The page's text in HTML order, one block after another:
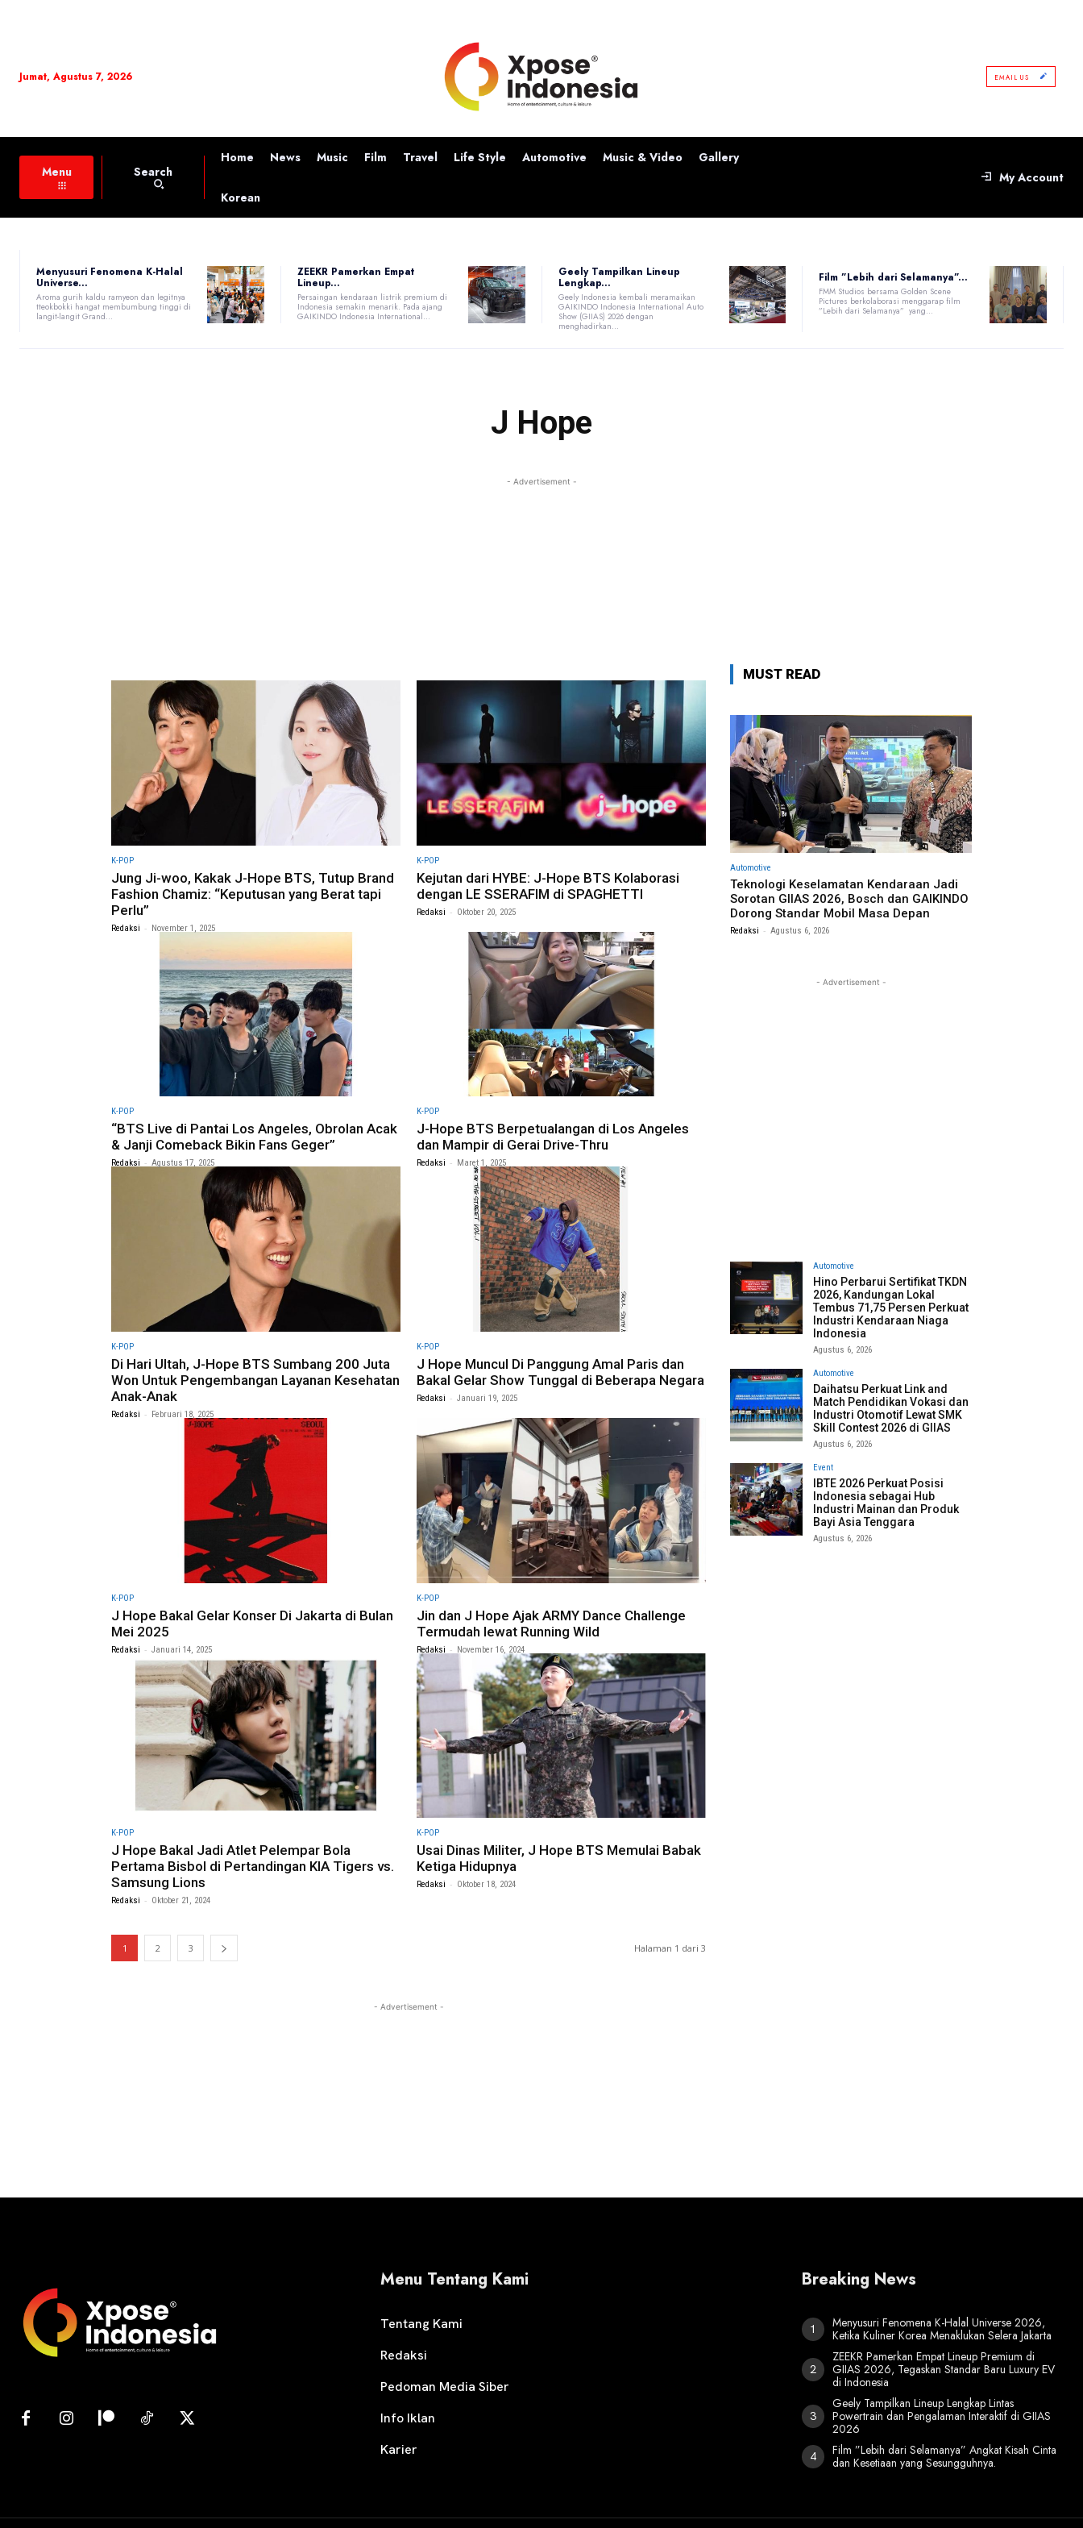
Jumat, Agustus 7, 2026 EMAIL US
Menu Search
Home News Music Film Travel Life Style Automotive Music & Video Gallery
Korean
My Account
Menyusuri Fenomena K-Halal
Universe...
Aroma gurih kaldu ramyeon dan legitnya
tteokbokki hangat membumbung tinggi di
langit-langit Grand...
ZEEKR Pamerkan Empat
Lineup...
Persaingan kendaraan listrik premium di
Indonesia semakin menarik. Pada ajang
GAIKINDO Indonesia International...
Geely Tampilkan Lineup
Lengkap...
Geely Indonesia kembali meramaikan
GAIKINDO Indonesia International Auto
Show (GIIAS) 2026 dengan
menghadirkan...
Film ”Lebih dari Selamanya”...
FMM Studios bersama Golden Scene
Pictures berkolaborasi menggarap film
”Lebih dari Selamanya” yang...
J Hope
- Advertisement -
K-POP
Jung Ji-woo, Kakak J-Hope BTS, Tutup Brand
Fashion Chamiz: “Keputusan yang Berat tapi
Perlu”
Redaksi - November 1, 2025
K-POP
Kejutan dari HYBE: J-Hope BTS Kolaborasi
dengan LE SSERAFIM di SPAGHETTI
Redaksi - Oktober 20, 2025
K-POP
“BTS Live di Pantai Los Angeles, Obrolan Acak
& Janji Comeback Bikin Fans Geger”
Redaksi - Agustus 17, 2025
K-POP
J-Hope BTS Berpetualangan di Los Angeles
dan Mampir di Gerai Drive-Thru
Redaksi - Maret 1, 2025
K-POP
Di Hari Ultah, J-Hope BTS Sumbang 200 Juta
Won Untuk Pengembangan Layanan Kesehatan
Anak-Anak
Redaksi - Februari 18, 2025
K-POP
J Hope Muncul Di Panggung Amal Paris dan
Bakal Gelar Show Tunggal di Beberapa Negara
Redaksi - Januari 19, 2025
K-POP
J Hope Bakal Gelar Konser Di Jakarta di Bulan
Mei 2025
Redaksi - Januari 14, 2025
K-POP
Jin dan J Hope Ajak ARMY Dance Challenge
Termudah lewat Running Wild
Redaksi - November 16, 2024
K-POP
J Hope Bakal Jadi Atlet Pelempar Bola
Pertama Bisbol di Pertandingan KIA Tigers vs.
Samsung Lions
Redaksi - Oktober 21, 2024
K-POP
Usai Dinas Militer, J Hope BTS Memulai Babak
Ketiga Hidupnya
Redaksi - Oktober 18, 2024
1 2 3 Halaman 1 dari 3
- Advertisement -
MUST READ
Automotive
Teknologi Keselamatan Kendaraan Jadi
Sorotan GIIAS 2026, Bosch dan GAIKINDO
Dorong Standar Mobil Masa Depan
Redaksi - Agustus 6, 2026
- Advertisement -
Automotive
Hino Perbarui Sertifikat TKDN
2026, Kandungan Lokal
Tembus 71,75 Persen Perkuat
Industri Kendaraan Niaga
Indonesia
Agustus 6, 2026
Automotive
Daihatsu Perkuat Link and
Match Pendidikan Vokasi dan
Industri Otomotif Lewat SMK
Skill Contest 2026 di GIIAS
Agustus 6, 2026
Event
IBTE 2026 Perkuat Posisi
Indonesia sebagai Hub
Industri Mainan dan Produk
Bayi Asia Tenggara
Agustus 6, 2026
Menu Tentang Kami
Tentang Kami
Redaksi
Pedoman Media Siber
Info Iklan
Karier
Breaking News
Menyusuri Fenomena K-Halal Universe 2026,
Ketika Kuliner Korea Menaklukan Selera Jakarta
ZEEKR Pamerkan Empat Lineup Premium di
GIIAS 2026, Tegaskan Standar Baru Luxury EV
di Indonesia
Geely Tampilkan Lineup Lengkap Lintas
Powertrain dan Pengalaman Interaktif di GIIAS
2026
Film ”Lebih dari Selamanya” Angkat Kisah Cinta
dan Kesetiaan yang Sesungguhnya.